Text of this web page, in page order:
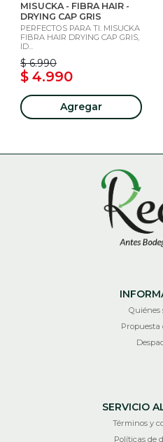
MISUCKA - FIBRA HAIR -
DRYING CAP GRIS
PERFECTOS PARA TI. MISUCKA
FIBRA HAIR DRYING CAP GRIS,
ID...
$ 6.990
$ 4.990
Agregar
Quiénes
Propuesta
SERVICIO
Términos y
Políticas de